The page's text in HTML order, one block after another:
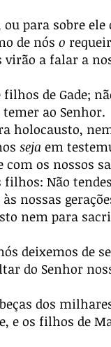
para sobre
de nós o
virão a falar a
de Gade;
ao Senhor.
holocausto,
seja em
com os nossos
Não
nossas
nem para
deixemos de
do Senhor
dos
e os filhos de